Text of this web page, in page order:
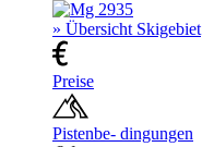
» Übersicht Skigebiet
Preise
Pistenbe- dingungen